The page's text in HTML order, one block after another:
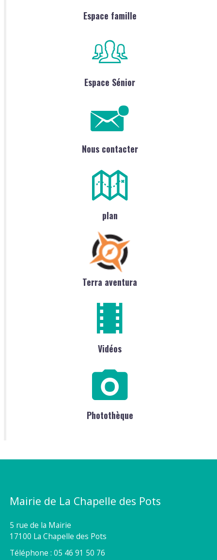
Espace famille
Espace Sénior
Nous contacter
plan
Terra aventura
Vidéos
Photothèque
Mairie de La Chapelle des Pots
5 rue de la Mairie
17100 La Chapelle des Pots
Téléphone : 05 46 91 50 76